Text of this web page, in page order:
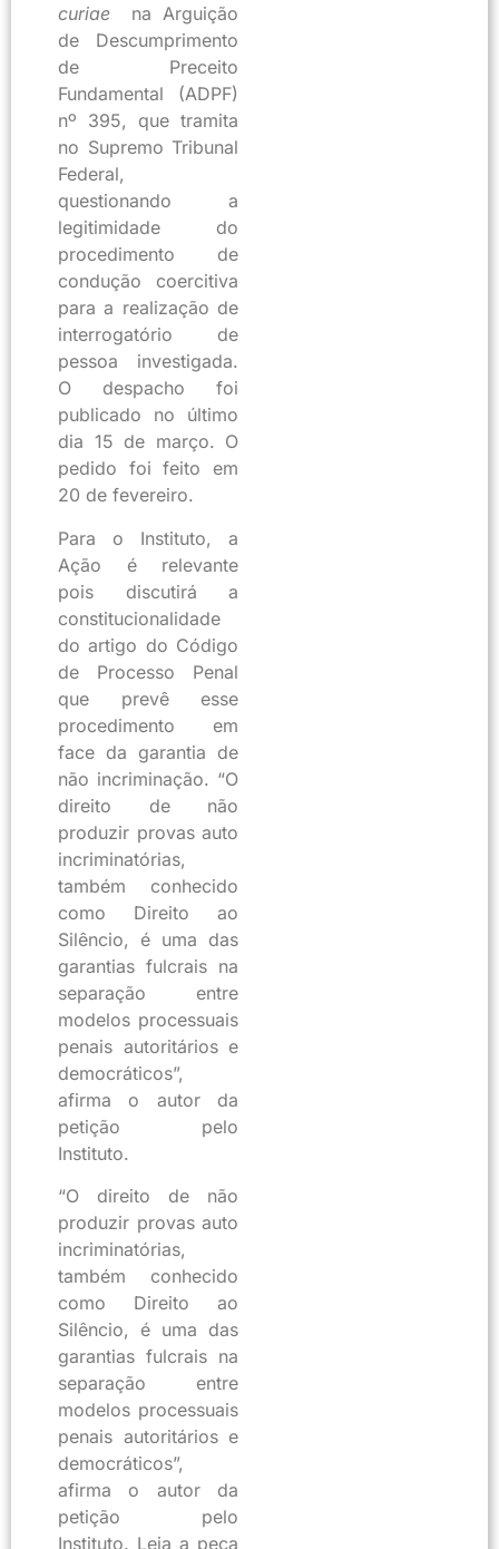
curiae
na Arguição
de Descumprimento
de Preceito
Fundamental (ADPF)
nº 395, que tramita
no Supremo Tribunal
Federal,
questionando a
legitimidade do
procedimento de
condução coercitiva
para a realização de
interrogatório de
pessoa investigada.
O despacho foi
publicado no último
dia 15 de março. O
pedido foi feito em
20 de fevereiro.
Para o Instituto, a
Ação é relevante
pois discutirá a
constitucionalidade
do artigo do Código
de Processo Penal
que prevê esse
procedimento em
face da garantia de
não incriminação. “O
direito de não
produzir provas auto
incriminatórias,
também conhecido
como Direito ao
Silêncio, é uma das
garantias fulcrais na
separação entre
modelos processuais
penais autoritários e
democráticos”,
afirma o autor da
petição pelo
Instituto.
“O direito de não
produzir provas auto
incriminatórias,
também conhecido
como Direito ao
Silêncio, é uma das
garantias fulcrais na
separação entre
modelos processuais
penais autoritários e
democráticos”,
afirma o autor da
petição pelo
Instituto. Leia a peça